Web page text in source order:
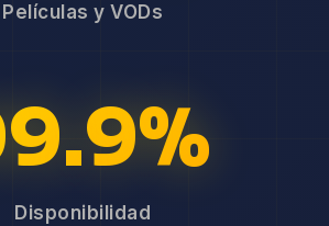
Películas y VODs
Disponibilidad